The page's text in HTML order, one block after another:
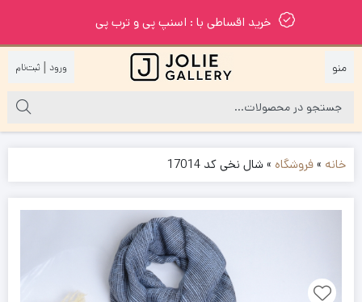
خرید اقساطی با : اسنپ پی و ترب پی
|
خانه »فروشگاه »شال نخی کد 17014